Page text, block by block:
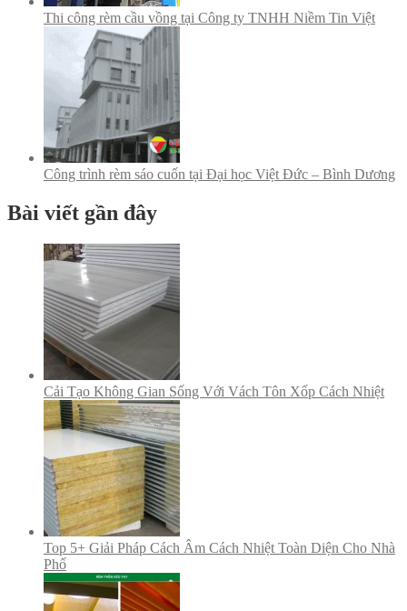
Thi công rèm cầu vồng tại Công ty TNHH Niềm Tin Việt
Công trình rèm sáo cuốn tại Đại học Việt Đức – Bình Dương
Bài viết gần đây
Cải Tạo Không Gian Sống Với Vách Tôn Xốp Cách Nhiệt
Top 5+ Giải Pháp Cách Âm Cách Nhiệt Toàn Diện Cho Nhà
Phố